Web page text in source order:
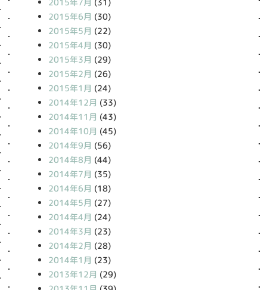
2015年6月 (30)
2015年5月 (22)
2015年4月 (30)
2015年3月 (29)
2015年2月 (26)
2015年1月 (24)
2014年12月 (33)
2014年11月 (43)
2014年10月 (45)
2014年9月 (56)
2014年8月 (44)
2014年7月 (35)
2014年6月 (18)
2014年5月 (27)
2014年4月 (24)
2014年3月 (23)
2014年2月 (28)
2014年1月 (23)
2013年12月 (29)